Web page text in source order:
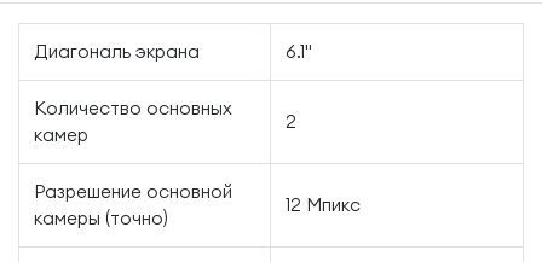
Диагональ экрана 6.1"
Количество основных
камер
2
Разрешение основной
камеры (точно)
12 Мпикс